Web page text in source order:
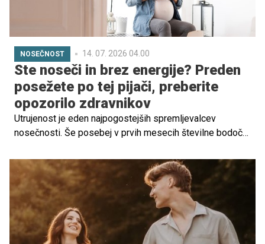
NOSEČNOST 14. 07. 2026 04.00
Ste noseči in brez energije? Preden
posežete po tej pijači, preberite
opozorilo zdravnikov
Utrujenost je eden najpogostejših spremljevalcev
nosečnosti. Še posebej v prvih mesecih številne bodoče
marsikatera pomisli na hitro rešitev v obliki energijske
pijače. A strokovnjaki opozarjajo: energijske pijače v
nosečnosti niso najboljša izbira.